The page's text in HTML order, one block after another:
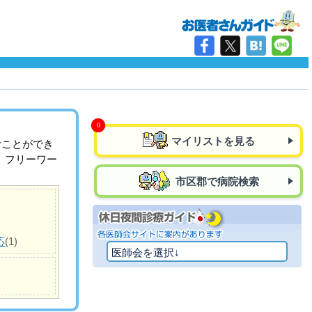
とができ
フリーワー
(1)
マイリストを見る
市区郡で病院検索